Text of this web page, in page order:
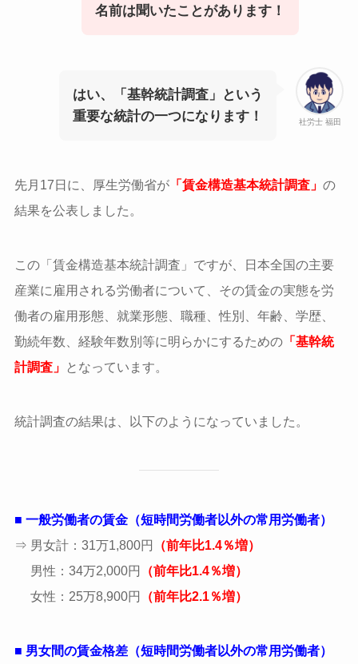
名前は聞いたことがあります！
社労士 福田
はい、「基幹統計調査」という
重要な統計の一つになります！
先月17日に、厚生労働省が「賃金構造基本統計調査」 の
結果を公表しました。
この「賃金構造基本統計調査」ですが、日本全国の主要
産業に雇用される労働者について、その賃金の実態を労
働者の雇用形態、就業形態、職種、性別、年齢、学歴、
勤続年数、経験年数別等に明らかにするための「基幹統
計調査」
となっています。
統計調査の結果は、以下のようになっていました。
■ 一般労働者の賃金（短時間労働者以外の常用労働者）
⇒ 男女計：31万1,800円
（前年比1.4％増）
男性：34万2,000円
（前年比1.4％増）
女性：25万8,900円
（前年比2.1％増）
■ 男女間の賃金格差（短時間労働者以外の常用労働者）